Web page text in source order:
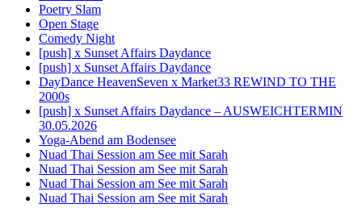
Poetry Slam
Open Stage
Comedy Night
[push] x Sunset Affairs Daydance
[push] x Sunset Affairs Daydance
DayDance HeavenSeven x Market33 REWIND TO THE
2000s
[push] x Sunset Affairs Daydance – AUSWEICHTERMIN
30.05.2026
Yoga-Abend am Bodensee
Nuad Thai Session am See mit Sarah
Nuad Thai Session am See mit Sarah
Nuad Thai Session am See mit Sarah
Nuad Thai Session am See mit Sarah